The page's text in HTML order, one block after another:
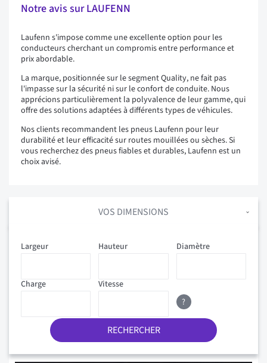
Notre avis sur LAUFENN
Laufenn s'impose comme une excellente option pour les
conducteurs cherchant un compromis entre performance et
prix abordable.
La marque, positionnée sur le segment Quality, ne fait pas
l'impasse sur la sécurité ni sur le confort de conduite. Nous
apprécions particulièrement la polyvalence de leur gamme, qui
offre des solutions adaptées à différents types de véhicules.
Nos clients recommandent les pneus Laufenn pour leur
durabilité et leur efficacité sur routes mouillées ou sèches. Si
vous recherchez des pneus fiables et durables, Laufenn est un
choix avisé.
VOS DIMENSIONS
Diamètre
Hauteur
Charge Vitesse
Largeur
?
RECHERCHER